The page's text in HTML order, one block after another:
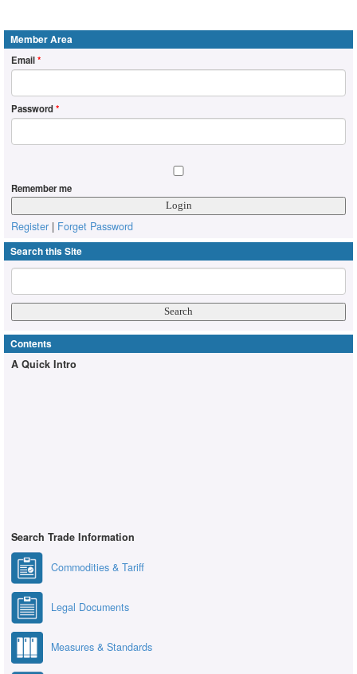
Member Area
Email*
Password*
Remember me
Register | Forget Password
Search this Site
Contents
A Quick Intro
Search Trade Information
Commodities & Tariff
Legal Documents
Measures & Standards